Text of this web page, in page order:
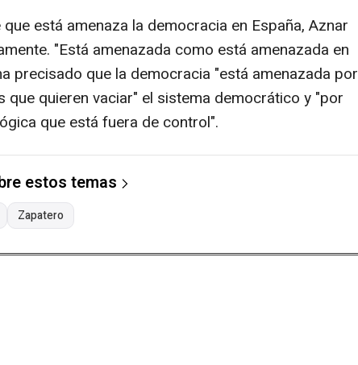
está amenaza la democracia en España, Aznar
"Está amenazada como está amenazada en
precisado que la democracia "está amenazada por
que quieren vaciar" el sistema democrático y "por
que está fuera de control".
estos temas
Zapatero